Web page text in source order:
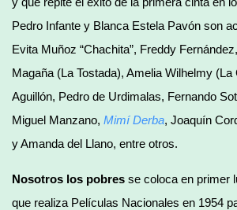
Pedro Infante y Blanca Estela Pavón son
Evita Muñoz “Chachita”, Freddy
Magaña (La Tostada), Amelia Wilhelmy
Aguillón, Pedro de Urdimalas, Fernando
Miguel Manzano, Mimí Derba, Joaquín
y Amanda del Llano, entre otros.
Nosotros los pobres se coloca en primer
que realiza Películas Nacionales en 1954